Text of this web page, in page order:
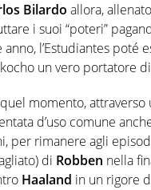
Bilardo allora,
i suoi “poteri”
anno, l’Estudiantes
un vero portatore
momento,
d’uso comune
per rimanere agli
di Robben nella
Haaland in un rigore